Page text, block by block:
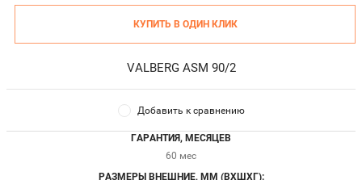
КУПИТЬ В ОДИН КЛИК
VALBERG ASM 90/2
Добавить к сравнению
ГАРАНТИЯ, МЕСЯЦЕВ
60 мес
РАЗМЕРЫ ВНЕШНИЕ, ММ (ВХШХГ):